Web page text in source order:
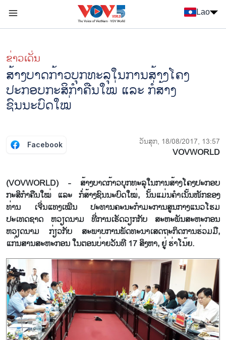
Lao
ຂ່າວເດັ່ນ
ສ້າງບາດກ້າວບຸກທະລຸໃນການສ້າງໂຄງ
ປະກອບກະສິກຳຄືນໃໝ່ ແລະ ກໍ່ສ້າງ
ຊົນນະບົດໃໝ່
Facebook ວັນສຸກ, 18/08/2017, 13:57
VOVWORLD
(VOVWORLD) - ສ້າງບາດກ້າວບຸກທະລຸໃນການສ້າງໂຄງປະກອບ
ກະສິກຳຄືນໃໝ່ ແລະ ກໍ່ສ້າງຊົນນະບົດໃໝ່, ນັ້ນແມ່ນຄຳເນັ້ນໜັກຂອງ
ທ່ານ ເຈີ່ນແທງເໝີນ ປະທານຄະນະກຳມະການສູນກາງແນວໂຮມ
ປະເທດຊາດ ຫວຽດນາມ ທີ່ການເຮັດວຽກກັບ ສະຫະພັນສະຫະກອນ
ຫວຽດນາມ ກ່ຽວກັບ ສະພາບການພັດທະນາເສດຖະກິດການຮ່ວມມື,
ແກ່ນສານສະຫະກອນ ໃນຕອນບ່າຍວັນທີ 17 ສິງຫາ, ຢູ່ ຮ່າໂນ້ຍ.